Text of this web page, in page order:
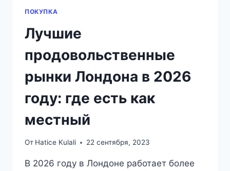
ПОКУПКА
Лучшие
продовольственные
рынки Лондона в 2026
году: где есть как
местный
От Hatice Kulali 22 сентября, 2023
В 2026 году в Лондоне работает более